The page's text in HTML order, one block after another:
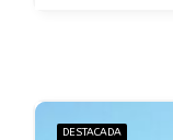
DESTACADA